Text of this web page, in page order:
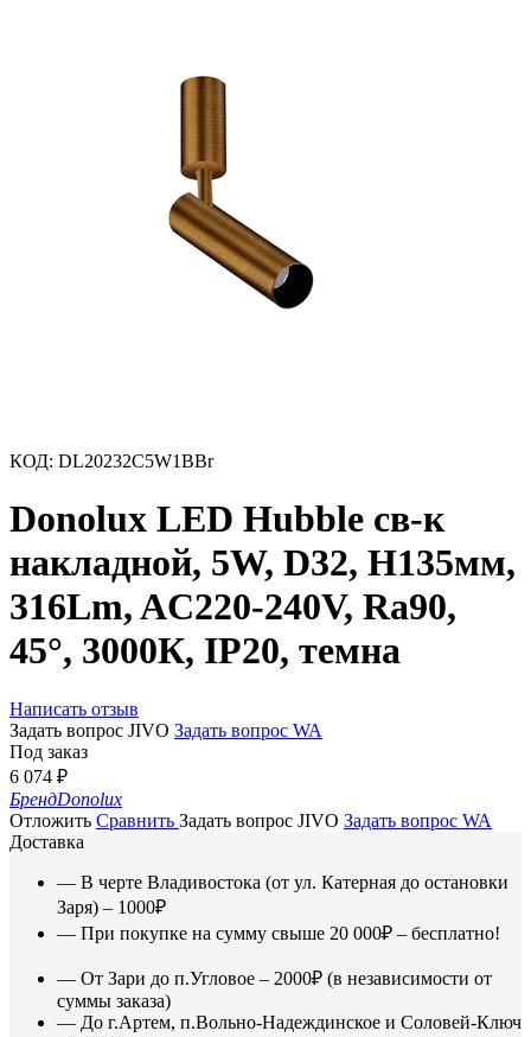
КОД: DL20232C5W1BBr
Donolux LED Hubble св-к
накладной, 5W, D32, H135мм,
316Lm, AC220-240V, Ra90,
45°, 3000К, IP20, темна
Написать отзыв
Задать вопрос JIVO Задать вопрос WA
Под заказ
6 074 ₽
БрендDonolux
Отложить Сравнить Задать вопрос JIVO Задать вопрос WA
Доставка
— В черте Владивостока (от ул. Катерная до остановки
Заря) – 1000₽
— При покупке на сумму свыше 20 000₽ – бесплатно!
— От Зари до п.Угловое – 2000₽ (в независимости от
суммы заказа)
— До г.Артем, п.Вольно-Надеждинское и Соловей-Ключ